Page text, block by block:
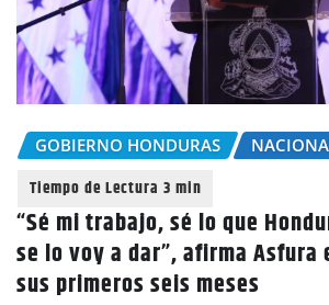
GOBIERNO HONDURAS
“Sé mi trabajo, sé lo que
se lo voy a dar”, afirma Asfura
sus primeros seis meses